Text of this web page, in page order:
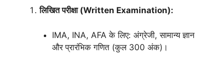
लिखित परीक्षा (Written Examination):
IMA, INA, AFA के लिए: अंग्रेजी, सामान्य ज्ञान
और प्रारंभिक गणित (कुल 300 अंक)।